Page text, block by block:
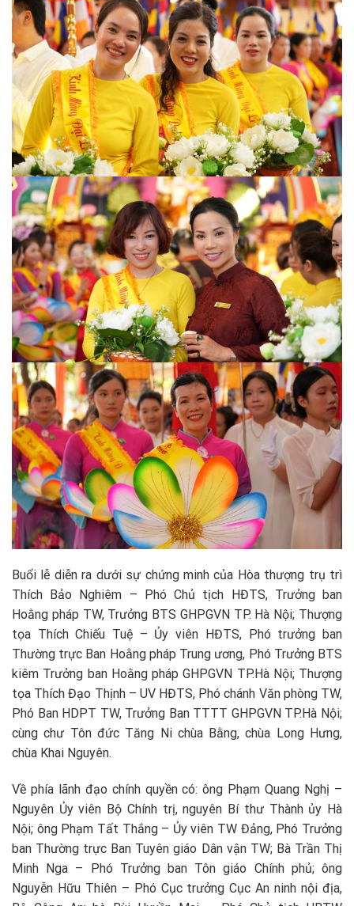
Buổi lễ diễn ra dưới sự chứng minh của Hòa thượng trụ trì
Thích Bảo Nghiêm – Phó Chủ tịch HĐTS, Trưởng ban
Hoằng pháp TW, Trưởng BTS GHPGVN TP. Hà Nội; Thượng
tọa Thích Chiếu Tuệ – Ủy viên HĐTS, Phó trưởng ban
Thường trực Ban Hoằng pháp Trung ương, Phó Trưởng BTS
kiêm Trưởng ban Hoằng pháp GHPGVN TP.Hà Nội; Thượng
tọa Thích Đạo Thịnh – UV HĐTS, Phó chánh Văn phòng TW,
Phó Ban HDPT TW, Trưởng Ban TTTT GHPGVN TP.Hà Nội;
cùng chư Tôn đức Tăng Ni chùa Bằng, chùa Long Hưng,
chùa Khai Nguyên.
Về phía lãnh đạo chính quyền có: ông Phạm Quang Nghị –
Nguyên Ủy viên Bộ Chính trị, nguyên Bí thư Thành ủy Hà
Nội; ông Phạm Tất Thắng – Ủy viên TW Đảng, Phó Trưởng
ban Thường trực Ban Tuyên giáo Dân vận TW; Bà Trần Thị
Minh Nga –
Phó Trưởng ban Tôn giáo Chính phủ; ông
Nguyễn Hữu Thiên – Phó Cục trưởng Cục An ninh nội địa,